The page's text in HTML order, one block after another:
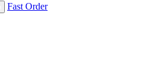
Fast Order